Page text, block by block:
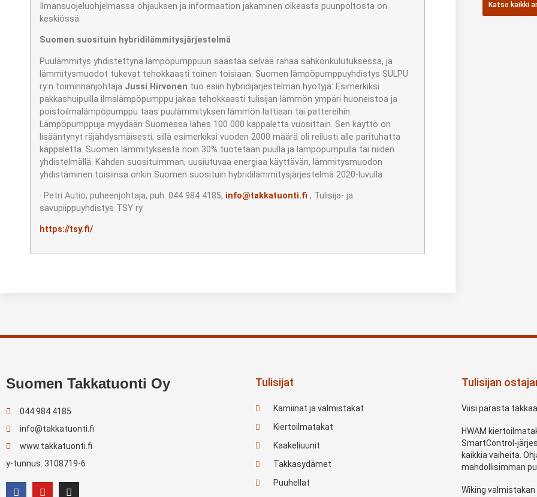
Ilmansuojeluohjelmassa ohjauksen ja informaation jakaminen oikeasta puunpoltosta on
keskiössä.
Suomen suosituin hybridilämmitysjärjestelmä
Puulämmitys yhdistettynä lämpöpumppuun säästää selvää rahaa sähkönkulutuksessa, ja
lämmitysmuodot tukevat tehokkaasti toinen toisiaan. Suomen lämpöpumppuyhdistys SULPU
ry:n toiminnanjohtaja Jussi Hirvonen tuo esiin hybridijärjestelmän hyötyjä: Esimerkiksi
pakkashuipuilla ilmalämpöpumppu jakaa tehokkaasti tulisijan lämmön ympäri huoneistoa ja
poistoilmalämpöpumppu taas puulämmityksen lämmön lattiaan tai pattereihin.
Lämpöpumppuja myydään Suomessa lähes 100 000 kappaletta vuosittain. Sen käyttö on
lisääntynyt räjähdysmäisesti, sillä esimerkiksi vuoden 2000 määrä oli reilusti alle parituhatta
kappaletta. Suomen lämmityksestä noin 30% tuotetaan puulla ja lämpöpumpulla tai niiden
yhdistelmällä. Kahden suosituimman, uusiutuvaa energiaa käyttävän, lämmitysmuodon
yhdistäminen toisiinsa onkin Suomen suosituin hybridilämmitysjärjestelmä 2020-luvulla.
· Petri Autio, puheenjohtaja, puh. 044 984 4185, info@takkatuonti.fi , Tulisija- ja
savupiippuyhdistys TSY ry.
https://tsy.fi/
Katso kaikki
Suomen Takkatuonti Oy
044 984 4185
info@takkatuonti.fi
www.takkatuonti.fi
y-tunnus: 3108719-6
Tulisijat
Kamiinat ja valmistakat
Kiertoilmatakat
Kaakeliuunit
Takkasydämet
Puuhellat
Tulisijan
Viisi parasta takkaa
HWAM
SmartControl-
kaikkia vaiheita.
mahdollisimman
Wiking